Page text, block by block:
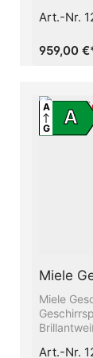
Art.-Nr.
959,00
A
A
G
Miele
Miele
Art.-Nr.